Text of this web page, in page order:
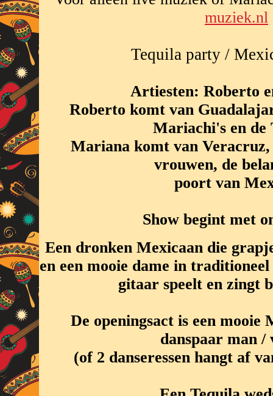
muziek.nl
Tequila party /
Artiesten: Roberto
Roberto komt van
Mariachi's en de
Mariana komt van Veracruz,
vrouwen, de
poort van
Show begint met
Een dronken Mexicaan die
en een mooie dame in
gitaar speelt en zingt
De openingsact is een mooie
danspaar man /
(of 2 danseressen hangt af